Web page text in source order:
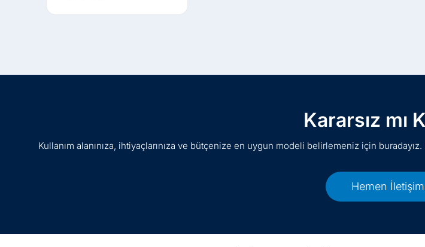
Kararsız mı
Kullanım alanınıza, ihtiyaçlarınıza ve bütçenize en uygun modeli belirlemeniz için
Hemen